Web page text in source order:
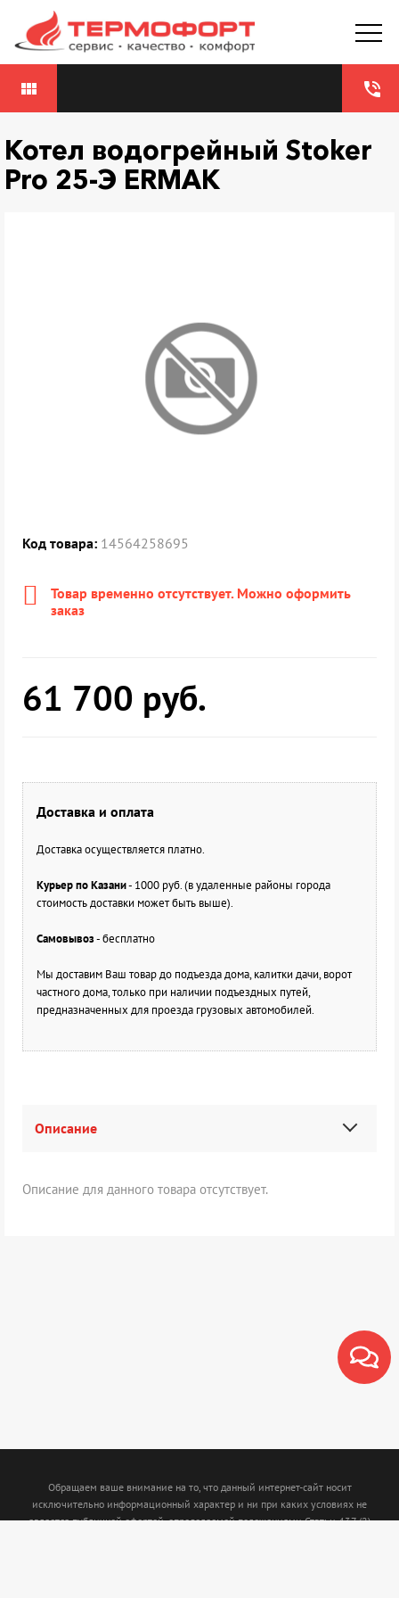
phone_in_talk
view_module
Котел водогрейный Stoker
Pro 25-Э ERMAK
Код товара: 14564258695
Товар временно отсутствует. Можно оформить
заказ
61 700 руб.
Доставка и оплата
Доставка осуществляется платно.
Курьер по Казани- 1000 руб. (в удаленные районы города
стоимость доставки может быть выше).
Самовывоз- бесплатно
Мы доставим Ваш товар до подъезда дома, калитки дачи, ворот
частного дома, только при наличии подъездных путей,
предназначенных для проезда грузовых автомобилей.
Описание
Описание для данного товара отсутствует.
Обращаем ваше внимание на то, что данный интернет-сайт носит
исключительно информационный характер и ни при каких условиях не
является публичной офертой, определяемой положениями Статьи 437 (2)